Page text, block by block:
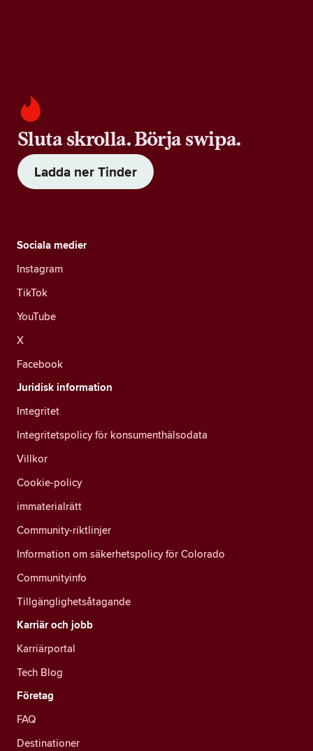
Sluta skrolla. Börja swipa.
Ladda ner Tinder
Sociala medier
Instagram
TikTok
YouTube
X
Facebook
Juridisk information
Integritet
Integritetspolicy för konsumenthälsodata
Villkor
Cookie-policy
immaterialrätt
Community-riktlinjer
Information om säkerhetspolicy för Colorado
Communityinfo
Tillgänglighetsåtagande
Karriär och jobb
Karriärportal
Tech Blog
Företag
FAQ
Destinationer